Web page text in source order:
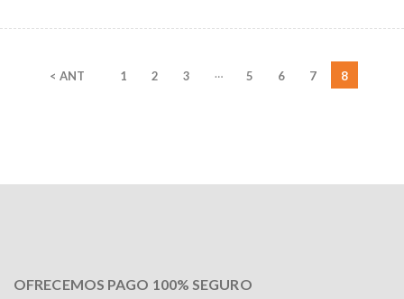
< ANT 1 2 3 … 5 6 7 8
OFRECEMOS PAGO 100% SEGURO